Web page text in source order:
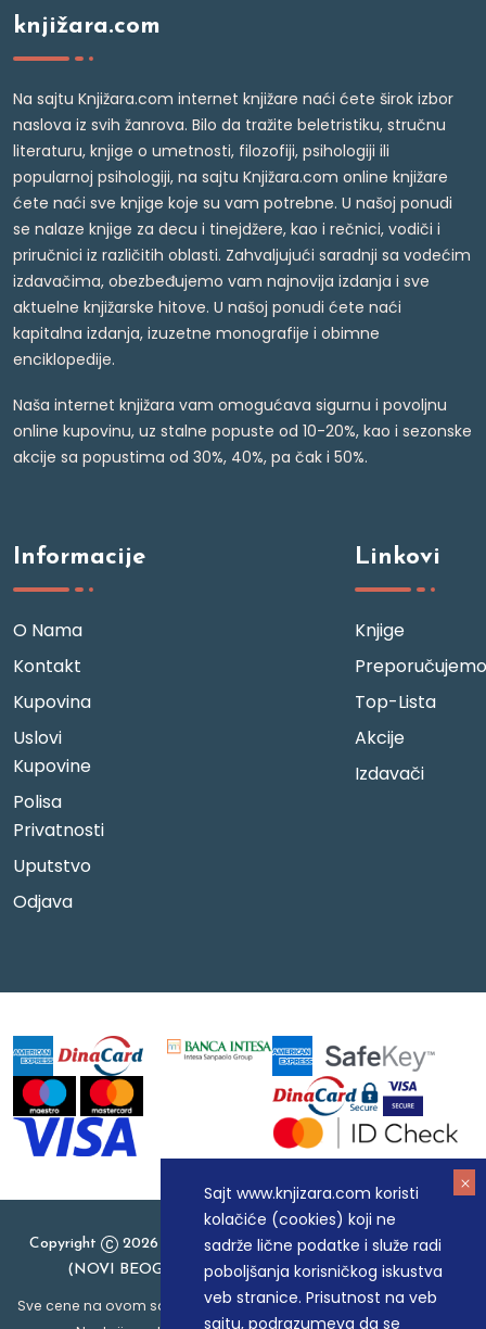
Sajt www.knjizara.com koristi
kolačiće (cookies) koji ne
sadrže lične podatke i služe radi
poboljšanja korisničkog iskustva
veb stranice. Prisutnost na veb
sajtu, podrazumeva da se
knjižara.com
Na sajtu Knjižara.com internet knjižare naći ćete širok izbor
naslova iz svih žanrova. Bilo da tražite beletristiku, stručnu
literaturu, knjige o umetnosti, filozofiji, psihologiji ili
popularnoj psihologiji, na sajtu Knjižara.com online knjižare
ćete naći sve knjige koje su vam potrebne. U našoj ponudi
se nalaze knjige za decu i tinejdžere, kao i rečnici, vodiči i
priručnici iz različitih oblasti. Zahvaljujući saradnji sa vodećim
izdavačima, obezbeđujemo vam najnovija izdanja i sve
aktuelne knjižarske hitove. U našoj ponudi ćete naći
kapitalna izdanja, izuzetne monografije i obimne
enciklopedije.
Naša internet knjižara vam omogućava sigurnu i povoljnu
online kupovinu, uz stalne popuste od 10-20%, kao i sezonske
akcije sa popustima od 30%, 40%, pa čak i 50%.
Informacije
O Nama
Kontakt
Kupovina
Uslovi
Kupovine
Polisa
Privatnosti
Uputstvo
Odjava
Linkovi
Knjige
Preporučujemo
Top-Lista
Akcije
Izdavači
Copyright
2026 Knjizara.com - MAKART DOO BEOGRAD
(NOVI BEOGRAD), PIB: 105184104, MB: 20337524
Sve cene na ovom sajtu iskazane su u dinarima. PDV je uračunat u